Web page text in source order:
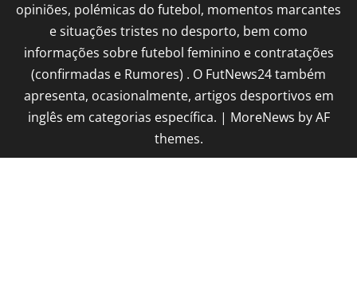
opiniões, polémicas do futebol, momentos marcantes
e situações tristes no desporto, bem como
informações sobre futebol feminino e contratações
(confirmadas e Rumores) . O FutNews24 também
apresenta, ocasionalmente, artigos desportivos em
inglês em categorias específica. | MoreNews by AF
themes.